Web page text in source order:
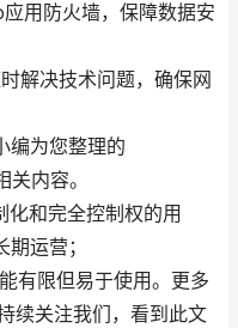
用防火墙，保障数据安
解决技术问题，确保网
编为您整理的
内容。
和完全控制权的用
运营；
有限但易于使用。更多
续关注我们，看到此文